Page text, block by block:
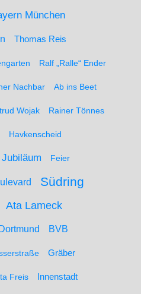
München
Thomas Reis
Ralf „Ralle“ Ender
Nachbar Ab ins Beet
Wojak Rainer Tönnes
Havkenscheid
Jubiläum Feier
Südring
Ata Lameck
BVB
Gräber
Freis Innenstadt